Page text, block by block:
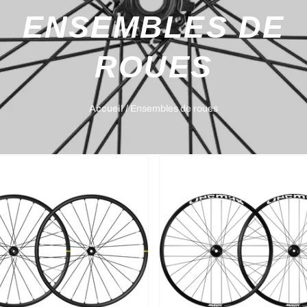
ENSEMBLES DE
ROUES
Accueil /Ensembles de roues